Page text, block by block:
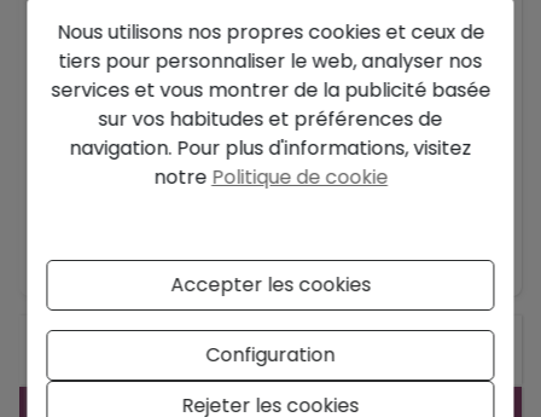
Situé à quelques minutes de la mer et du
centreville. Dans un quartier résidentiel très
calme.
Magnifique complexe de regroupement de 4
avec pergola et jardins à l’extérieur.
Les villas disposent d’un parking pergola pour
deux véhicules, de débarras extérieurs, d’une
terrasse / pergola couverte, d’un espace
barbecue, d’une salle de bain extérieure et d’une
Nous utilisons nos propres cookies et ceux de
tiers pour personnaliser le web, analyser nos
services et vous montrer de la publicité basée
sur vos habitudes et préférences de
navigation. Pour plus d'informations, visitez
notre Politique de cookie
Accepter les cookies
Configuration
Rejeter les cookies